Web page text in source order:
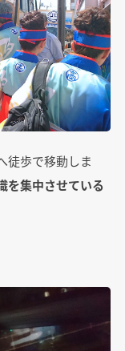
徒歩で移動しま
を集中させている